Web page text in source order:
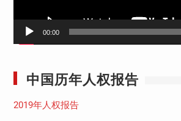
00:00
中国历年人权报告
2019年人权报告